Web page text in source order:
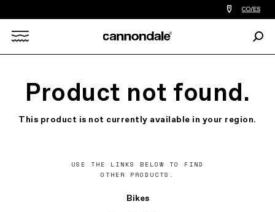
Encontrar
tiedas
bicicletas
de
CO/ES
Product not found.
This product is not currently available in your region.
USE THE LINKS BELOW TO FIND
OTHER PRODUCTS.
Bikes